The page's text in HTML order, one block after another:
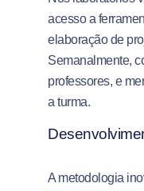
acesso a
elaboração de
Semanalmente,
professores, e
a turma.
A metodologia